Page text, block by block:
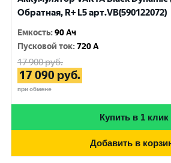
Обратная, R+ L5 арт.VB(590122072)
Емкость:90 Ач
Пусковой ток:720 A
17 900руб.
17 090 руб.
при обмене
Купить в 1 клик
Добавить в